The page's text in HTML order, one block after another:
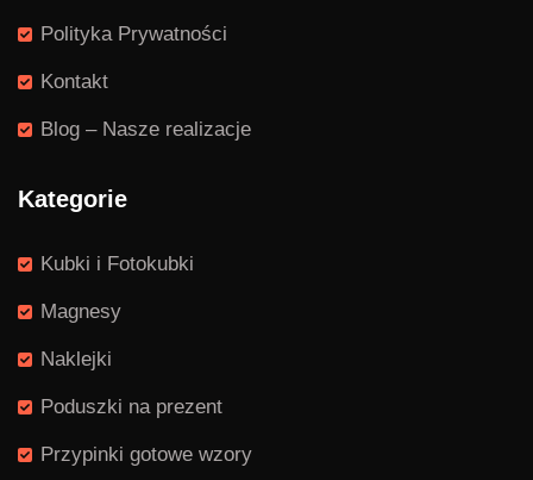
Polityka Prywatności
Kontakt
Blog – Nasze realizacje
Kategorie
Kubki i Fotokubki
Magnesy
Naklejki
Poduszki na prezent
Przypinki gotowe wzory